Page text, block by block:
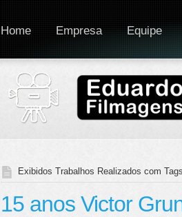
Home Empresa Equipe
Exibidos Trabalhos Realizados com
15 anos Victor